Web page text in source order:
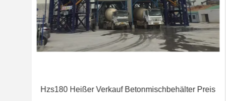
Hzs180 Heißer Verkauf Betonmischbehälter Preis